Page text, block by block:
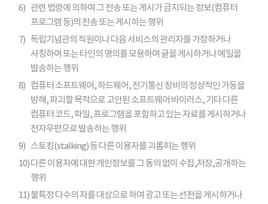
6) 관련 법령에 의하여 그 전송 또는 게시가 금지되는 정보(컴퓨터
프로그램 등)의 전송 또는 게시하는 행위
7) 독립기념관의 직원이나 다음 서비스의 관리자를 가장하거나
사칭하여 또는 타인의 명의를 모용하여 글을 게시하거나 메일을
발송하는 행위
8) 컴퓨터 소프트웨어, 하드웨어, 전기통신 장비의 정상적인 가동을
방해, 파괴할 목적으로 고안된 소프트웨어 바이러스, 기타 다른
컴퓨터 코드, 파일, 프로그램을 포함하고 있는 자료를 게시하거나
전자우편으로 발송하는 행위
9) 스토킹(stalking) 등 다른 이용자를 괴롭히는 행위
10)다른 이용자에 대한 개인정보를 그 동의 없이 수집,저장,공개하는
행위
11)불특정 다수의 자를 대상으로 하여 광고 또는 선전을 게시하거나